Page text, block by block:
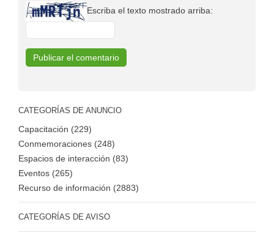
Escriba el texto mostrado arriba:
CATEGORÍAS DE ANUNCIO
Capacitación (229)
Conmemoraciones (248)
Espacios de interacción (83)
Eventos (265)
Recurso de información (2883)
CATEGORÍAS DE AVISO